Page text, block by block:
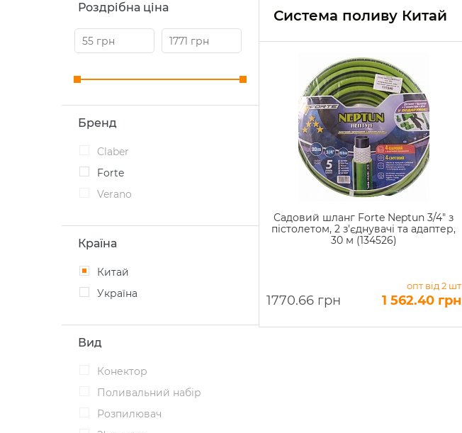
Роздрібна ціна
Бренд
Claber
Forte
Verano
Країна
Китай
Україна
Вид
Конектор
Поливальний набір
Розпилювач
Система поливу Китай
Садовий шланг Forte Neptun 3/4" з
пістолетом, 2 з'єднувачі та адаптер,
30 м (134526)
1770.66 грн
опт від 2 шт
1 562.40 грн